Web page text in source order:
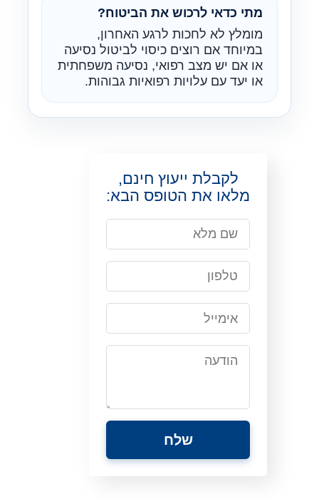
מתי כדאי לרכוש את הביטוח?
מומלץ לא לחכות לרגע האחרון,
במיוחד אם רוצים כיסוי לביטול נסיעה
או אם יש מצב רפואי, נסיעה משפחתית
או יעד עם עלויות רפואיות גבוהות.
לקבלת ייעוץ חינם,
מלאו את הטופס הבא: